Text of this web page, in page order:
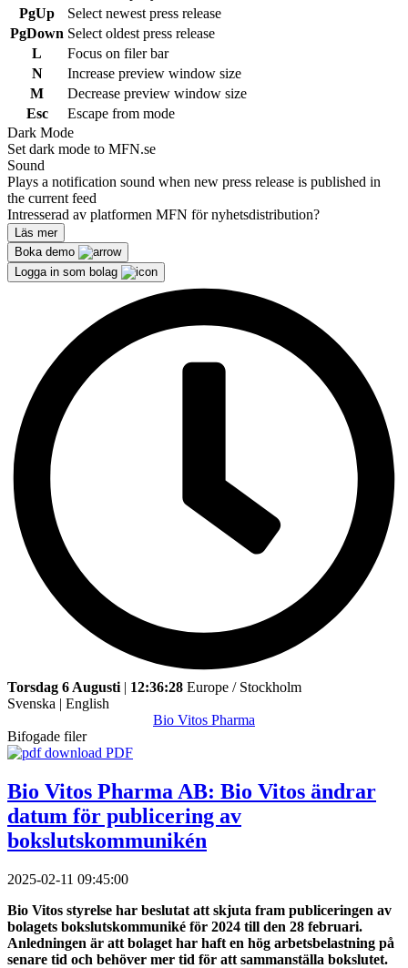
PgUp
Select newest press release
PgDown Select oldest press release
L
Focus on filer bar
N
Increase preview window size
M
Decrease preview window size
Esc
Escape from mode
Dark Mode
Set dark mode to MFN.se
Sound
Plays a notification sound when new press release is published in
the current feed
Intresserad av platformen MFN för nyhetsdistribution?
Läs mer
Boka demo
Logga in som bolag
Torsdag 6 Augusti | 12:36:28 Europe / Stockholm
Svenska | English
Bio Vitos Pharma
Bifogade filer
PDF
Bio Vitos Pharma AB: Bio Vitos ändrar
datum för publicering av
bokslutskommunikén
2025-02-11 09:45:00
Bio Vitos styrelse har beslutat att skjuta fram publiceringen av
bolagets bokslutskommuniké för 2024 till den 28 februari.
Anledningen är att bolaget har haft en hög arbetsbelastning på
senare tid och behöver mer tid för att sammanställa bokslutet.